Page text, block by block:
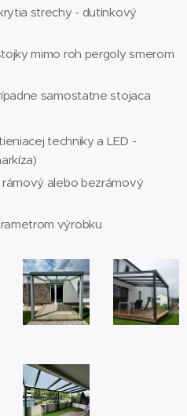
strechy - dutinkový
mimo roh pergoly smerom
samostatne stojaca
techniky a LED -
alebo bezrámový
výrobku